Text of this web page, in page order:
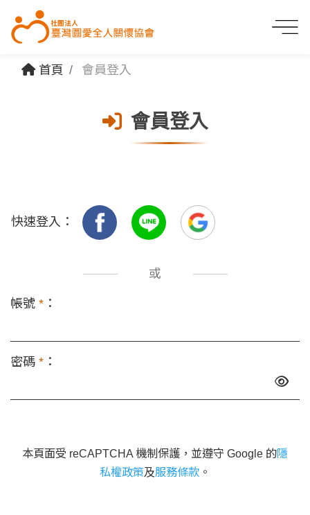
首頁 會員登入
會員登入
快速登入：
或
帳號 * ：
密碼 * ：
本頁面受 reCAPTCHA 機制保護，並遵守 Google 的隱
私權政策及服務條款 。